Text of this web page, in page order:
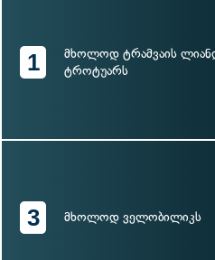
1
მხოლოდ ტრამვაის
ტროტუარს
3 მხოლოდ ველობილიკს